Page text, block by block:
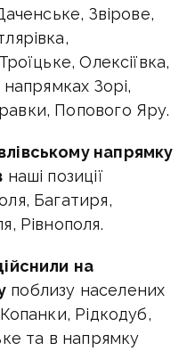
Звірове,
Олексіївка,
Зорі,
Попового Яру.
напрямку
наші позиції
Багатиря,
Рівнополя.
на
поблизу населених
Рідкодуб,
та в напрямку